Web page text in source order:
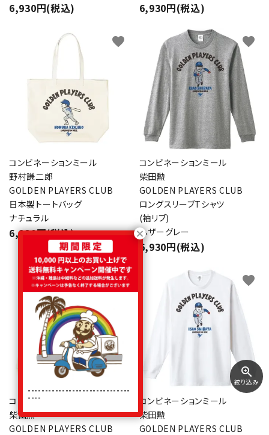
6,930円(税込) 6,930円(税込)
コンビネーションミール
野村謙二郎
GOLDEN PLAYERS CLUB
日本製トートバッグ
ナチュラル
6,930円(税込)
favorite
コンビネーションミール
柴田勲
GOLDEN PLAYERS CLUB
ロングスリーブTシャツ
(袖リブ)
ヘザーグレー
6,930円(税込)
favorite
コンビネーションミール
柴田勲
GOLDEN PLAYERS CLUB
favorite
コンビネーションミール
柴田勲
GOLDEN PLAYERS CLUB
favorite
zoom_in
絞り込み
------------------------------
----